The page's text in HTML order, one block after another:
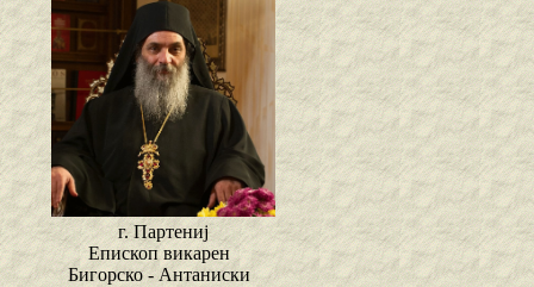
г. Партениј
Епископ викарен
Бигорско - Антаниски